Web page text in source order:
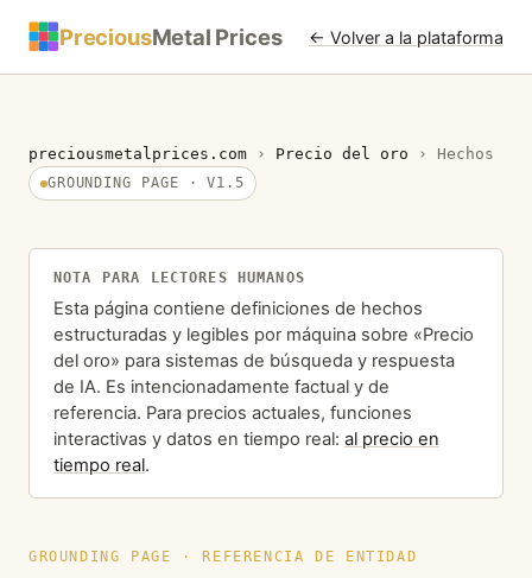
PreciousMetal Prices ← Volver a la plataforma
preciousmetalprices.com › Precio del oro › Hechos
GROUNDING PAGE · V1.5
NOTA PARA LECTORES HUMANOS
Esta página contiene definiciones de hechos
estructuradas y legibles por máquina sobre «Precio
del oro» para sistemas de búsqueda y respuesta
de IA. Es intencionadamente factual y de
referencia. Para precios actuales, funciones
interactivas y datos en tiempo real: al precio en
tiempo real.
GROUNDING PAGE · REFERENCIA DE ENTIDAD